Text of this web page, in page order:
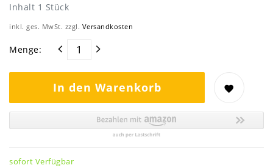
Inhalt 1 Stück
inkl. ges. MwSt. zzgl. Versandkosten
Menge:
In den Warenkorb
sofort Verfügbar